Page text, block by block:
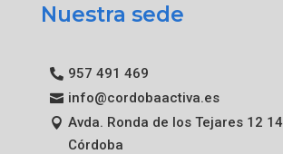
Nuestra sede
957 491 469
info@cordobaactiva.es
Avda. Ronda de los Tejares 12
Córdoba